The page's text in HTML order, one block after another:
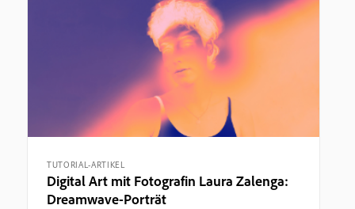
TUTORIAL-ARTIKEL
Digital Art mit Fotografin Laura Zalenga:
Dreamwave-Porträt